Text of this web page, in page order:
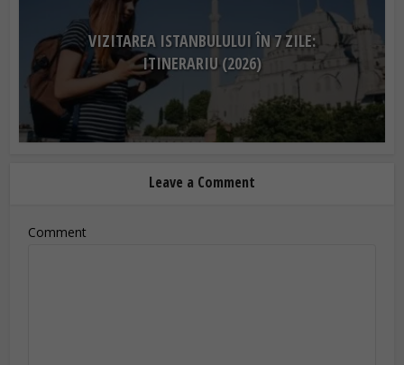
VIZITAREA ISTANBULULUI ÎN 7 ZILE:
ITINERARIU (2026)
Leave a Comment
Comment